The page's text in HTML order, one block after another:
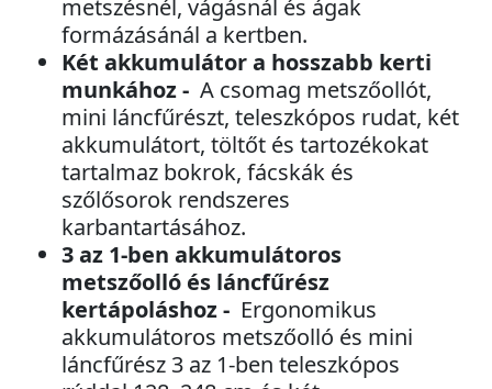
metszésnél, vágásnál és ágak
formázásánál a kertben.
Két akkumulátor a hosszabb kerti
munkához - A csomag metszőollót,
mini láncfűrészt, teleszkópos rudat, két
akkumulátort, töltőt és tartozékokat
tartalmaz bokrok, fácskák és
szőlősorok rendszeres
karbantartásához.
3 az 1-ben akkumulátoros
metszőolló és láncfűrész
kertápoláshoz - Ergonomikus
akkumulátoros metszőolló és mini
láncfűrész 3 az 1-ben teleszkópos